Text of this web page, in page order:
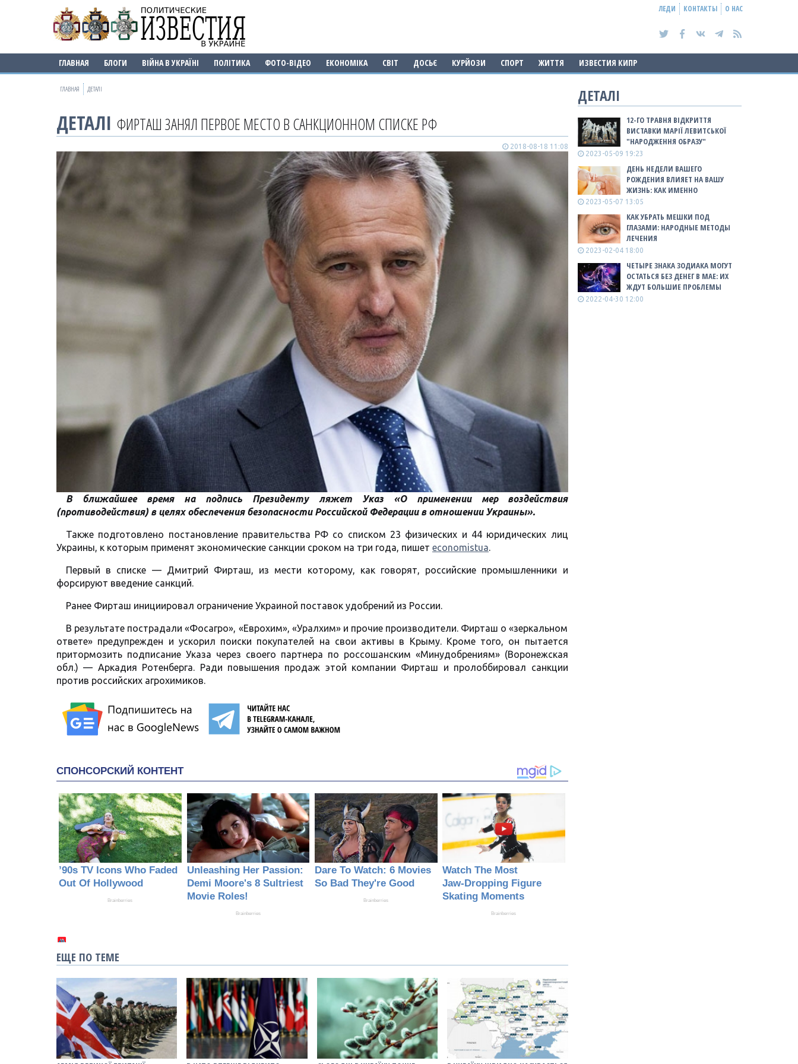
ЛЕДИ КОНТАКТЫ О НАС
ГЛАВНАЯ БЛОГИ ВІЙНА В УКРАЇНІ ПОЛІТИКА ФОТО-ВІДЕО ЕКОНОМІКА СВІТ ДОСЬЄ КУРЙОЗИ СПОРТ ЖИТТЯ ИЗВЕСТИЯ КИПР
ГЛАВНАЯ ДЕТАЛІ
ДЕТАЛІ ФИРТАШ ЗАНЯЛ ПЕРВОЕ МЕСТО В САНКЦИОННОМ СПИСКЕ РФ
2018-08-18 11:08
В ближайшее время на подпись Президенту ляжет Указ «О применении мер воздействия
(противодействия) в целях обеспечения безопасности Российской Федерации в отношении Украины».
Также подготовлено постановление правительства РФ со списком 23 физических и 44 юридических лиц
Украины, к которым применят экономические санкции сроком на три года, пишет economistua.
Первый в списке — Дмитрий Фирташ, из мести которому, как говорят, российские промышленники и
форсируют введение санкций.
Ранее Фирташ инициировал ограничение Украиной поставок удобрений из России.
В результате пострадали «Фосагро», «Еврохим», «Уралхим» и прочие производители. Фирташ о «зеркальном
ответе» предупрежден и ускорил поиски покупателей на свои активы в Крыму. Кроме того, он пытается
притормозить подписание Указа через своего партнера по россошанским «Минудобрениям» (Воронежская
обл.) — Аркадия Ротенберга. Ради повышения продаж этой компании Фирташ и пролоббировал санкции
против российских агрохимиков.
ЕЩЕ ПО ТЕМЕ
ДЕТАЛІ
12-ГО ТРАВНЯ ВІДКРИТТЯ
ВИСТАВКИ МАРІЇ ЛЕВИТСЬКОЇ
"НАРОДЖЕННЯ ОБРАЗУ"
2023-05-09 19:23
ДЕНЬ НЕДЕЛИ ВАШЕГО
РОЖДЕНИЯ ВЛИЯЕТ НА ВАШУ
ЖИЗНЬ: КАК ИМЕННО
2023-05-07 13:05
КАК УБРАТЬ МЕШКИ ПОД
ГЛАЗАМИ: НАРОДНЫЕ МЕТОДЫ
ЛЕЧЕНИЯ
2023-02-04 18:00
ЧЕТЫРЕ ЗНАКА ЗОДИАКА МОГУТ
ОСТАТЬСЯ БЕЗ ДЕНЕГ В МАЕ: ИХ
ЖДУТ БОЛЬШИЕ ПРОБЛЕМЫ
2022-04-30 12:00